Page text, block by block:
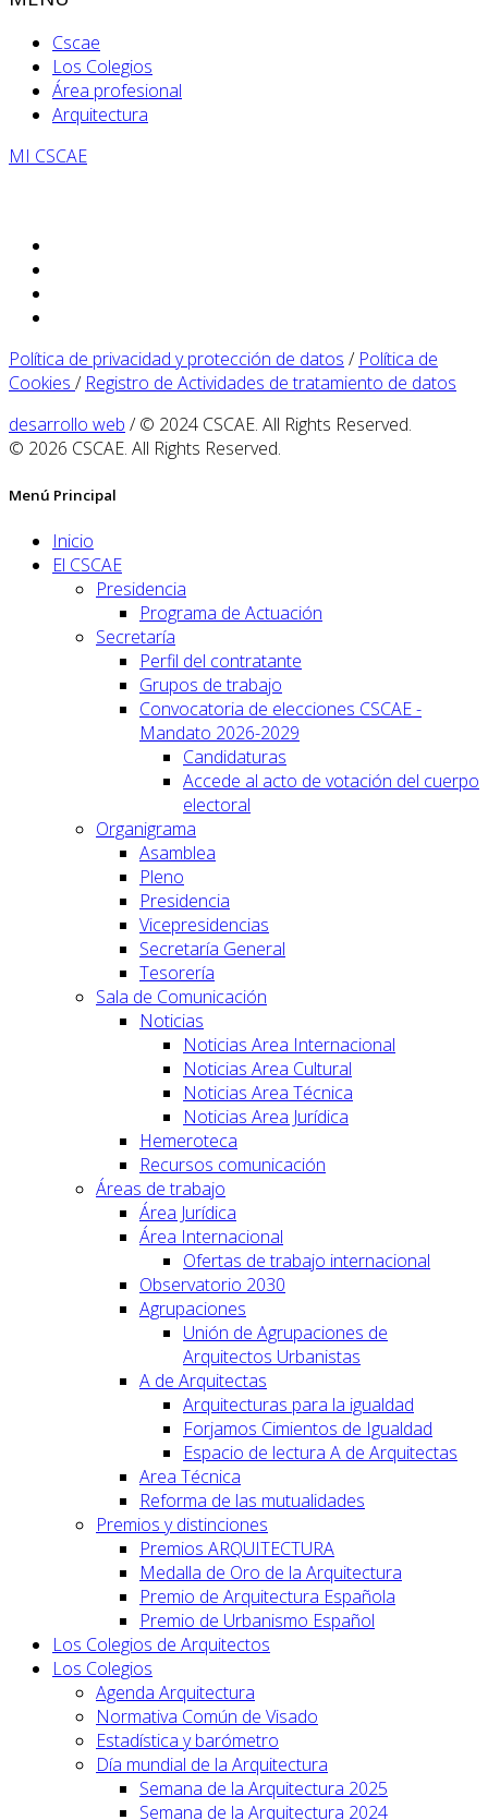
Cscae
Los Colegios
Área profesional
Arquitectura
MI CSCAE
Política de privacidad y protección de datos / Política de
Cookies / Registro de Actividades de tratamiento de datos
desarrollo web / © 2024 CSCAE. All Rights Reserved.
© 2026 CSCAE. All Rights Reserved.
Menú Principal
Inicio
El CSCAE
Presidencia
Programa de Actuación
Secretaría
Perfil del contratante
Grupos de trabajo
Convocatoria de elecciones CSCAE -
Mandato 2026-2029
Candidaturas
Accede al acto de votación del cuerpo
electoral
Organigrama
Asamblea
Pleno
Presidencia
Vicepresidencias
Secretaría General
Tesorería
Sala de Comunicación
Noticias
Noticias Area Internacional
Noticias Area Cultural
Noticias Area Técnica
Noticias Area Jurídica
Hemeroteca
Recursos comunicación
Áreas de trabajo
Área Jurídica
Área Internacional
Ofertas de trabajo internacional
Observatorio 2030
Agrupaciones
Unión de Agrupaciones de
Arquitectos Urbanistas
A de Arquitectas
Arquitecturas para la igualdad
Forjamos Cimientos de Igualdad
Espacio de lectura A de Arquitectas
Area Técnica
Reforma de las mutualidades
Premios y distinciones
Premios ARQUITECTURA
Medalla de Oro de la Arquitectura
Premio de Arquitectura Española
Premio de Urbanismo Español
Los Colegios de Arquitectos
Los Colegios
Agenda Arquitectura
Normativa Común de Visado
Estadística y barómetro
Día mundial de la Arquitectura
Semana de la Arquitectura 2025
Semana de la Arquitectura 2024